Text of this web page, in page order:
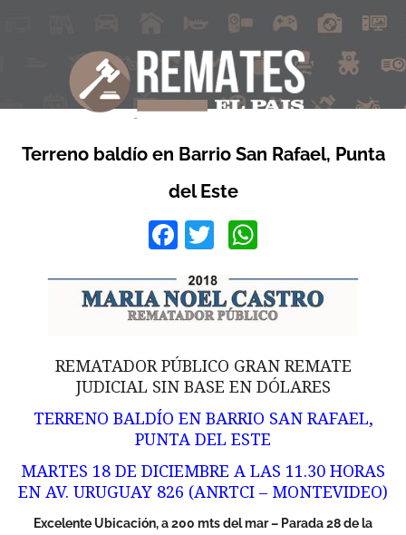
Terreno baldío en Barrio San Rafael, Punta
del Este
Facebook
Twitter
REMATADOR PÚBLICO GRAN REMATE
JUDICIAL SIN BASE EN DÓLARES
TERRENO BALDÍO EN BARRIO SAN RAFAEL,
PUNTA DEL ESTE
MARTES 18 DE DICIEMBRE A LAS 11.30 HORAS
EN AV. URUGUAY 826 (ANRTCI – MONTEVIDEO)
Excelente Ubicación, a 200 mts del mar – Parada 28 de la